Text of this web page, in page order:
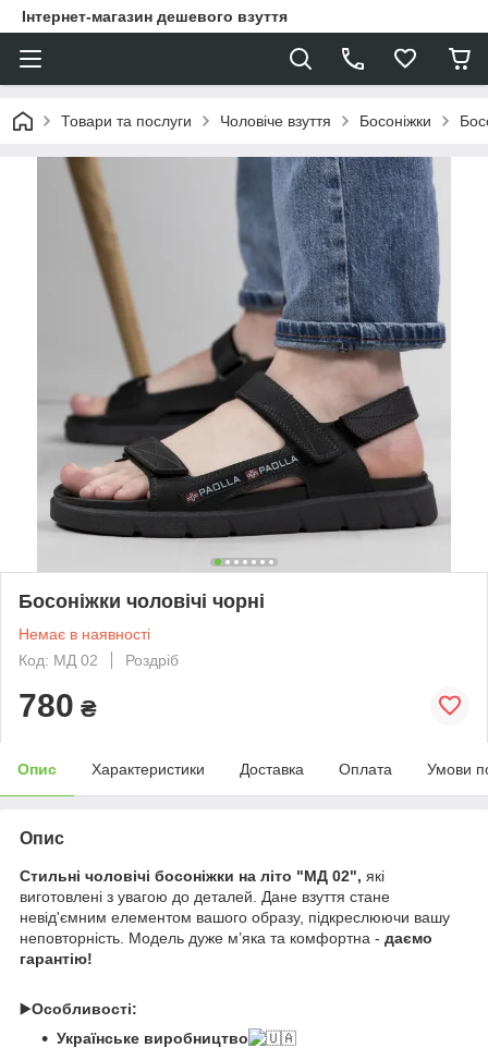
Інтернет-магазин дешевого взуття
Товари та послуги Чоловіче взуття Босоніжки
Босоніжки чоловічі чорні
Немає в наявності
Код: МД 02
Роздріб
780 ₴
Опис Характеристики Доставка Оплата Умови
Опис
Стильні чоловічі босоніжки на літо "МД 02", які
виготовлені з увагою до деталей. Дане взуття стане
невід'ємним елементом вашого образу, підкреслюючи вашу
неповторність. Модель дуже м’яка та комфортна - даємо
гарантію!
▶️Особливості:
Українське виробництво